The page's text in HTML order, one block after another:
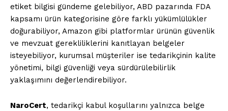
etiket bilgisi gündeme gelebiliyor, ABD pazarında FDA
kapsamı ürün kategorisine göre farklı yükümlülükler
doğurabiliyor, Amazon gibi platformlar ürünün güvenlik
ve mevzuat gerekliliklerini kanıtlayan belgeler
isteyebiliyor, kurumsal müşteriler ise tedarikçinin kalite
yönetimi, bilgi güvenliği veya sürdürülebilirlik
yaklaşımını değerlendirebiliyor.
NaroCert, tedarikçi kabul koşullarını yalnızca belge